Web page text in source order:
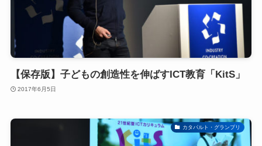
【保存版】子どもの創造性を伸ばすICT教育「KitS」
2017年6月5日
カタパルト・グランプリ